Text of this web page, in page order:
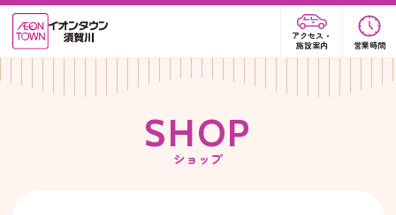
アクセス・
施設案内
営業時間
SHOP
ショップ